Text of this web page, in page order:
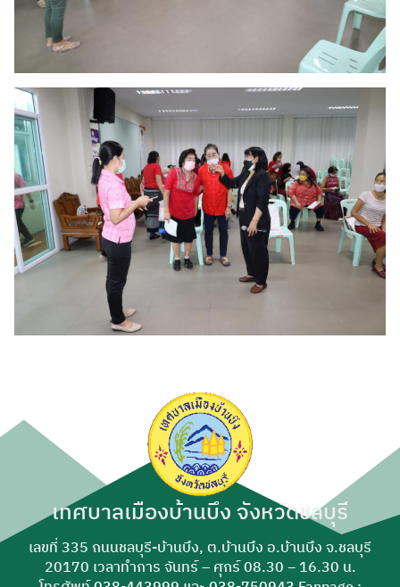
เทศบาลเมืองบ้านบึง จังหวัดชลบุรี
เลขที่ 335 ถนนชลบุรี-บ้านบึง, ต.บ้านบึง อ.บ้านบึง จ.ชลบุรี
20170 เวลาทำการ จันทร์ – ศุกร์ 08.30 – 16.30 น.